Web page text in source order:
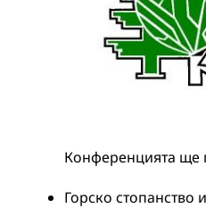
Конференцията ще
Горско стопанство